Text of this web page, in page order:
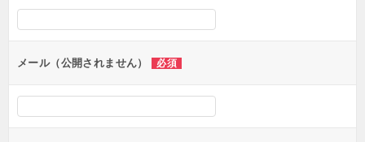
シ
ンメール（公開されません） 必須